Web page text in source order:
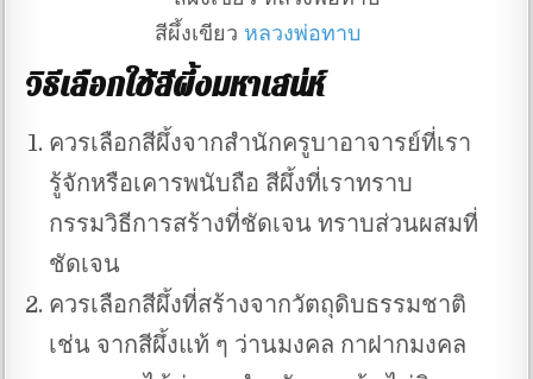
สีผึ้งเขียว หลวงพ่อทาบ
วิธีเลือกใช้สีผึ้งมหาเสน่ห์
ควรเลือกสีผึ้งจากสำนักครูบาอาจารย์ที่เรา
รู้จักหรือเคารพนับถือ สีผึ้งที่เราทราบ
กรรมวิธีการสร้างที่ชัดเจน ทราบส่วนผสมที่
ชัดเจน
ควรเลือกสีผึ้งที่สร้างจากวัตถุดิบธรรมชาติ
เช่น จากสีผึ้งแท้ ๆ ว่านมงคล กาฝากมงคล